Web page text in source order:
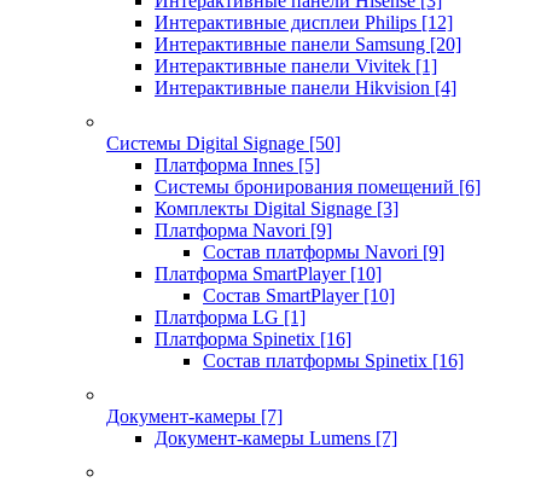
Интерактивные дисплеи Philips [12]
Интерактивные панели Samsung [20]
Интерактивные панели Vivitek [1]
Интерактивные панели Hikvision [4]
Системы Digital Signage [50]
Платформа Innes [5]
Системы бронирования помещений [6]
Комплекты Digital Signage [3]
Платформа Navori [9]
Состав платформы Navori [9]
Платформа SmartPlayer [10]
Состав SmartPlayer [10]
Платформа LG [1]
Платформа Spinetix [16]
Состав платформы Spinetix [16]
Документ-камеры [7]
Документ-камеры Lumens [7]